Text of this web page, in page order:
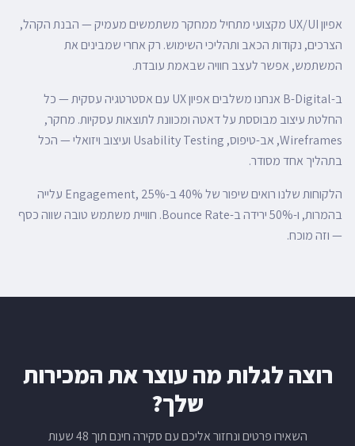
אפיון UX/UI מקצועי מתחיל ממחקר משתמשים מעמיק — הבנת הקהל,
הצרכים, נקודות הכאב ותהליכי השימוש. רק אחרי שמבינים את
המשתמש, אפשר לעצב חוויה שבאמת עובדת.
ב-B-Digital אנחנו משלבים אפיון UX עם אסטרטגיה עסקית — כל
החלטת עיצוב מבוססת על דאטה ומכוונת לתוצאות עסקיות. מחקר,
Wireframes, אב-טיפוס, Usability Testing ועיצוב ויזואלי — הכל
בתהליך אחד מסודר.
הלקוחות שלנו רואים שיפור של 40% ב-Engagement, 25% עלייה
בהמרות, ו-50% ירידה ב-Bounce Rate. חוויית משתמש טובה שווה כסף
— וזה מוכח.
רוצה לגלות מה עוצר את המכירות
שלך?
השאירו פרטים ונחזור אליכם עם סקירה חינם תוך 48 שעות